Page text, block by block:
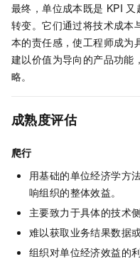
最终，单位成本既是 KPI 又
转变。它们通过将技术成本
本的责任感，使工程师成为
建以价值为导向的产品功能
略。
成熟度评估
爬行
用基础的单位经济学方
响组织的整体效益。
主要致力于具体的技术
难以获取业务结果数据
组织对单位经济效益的